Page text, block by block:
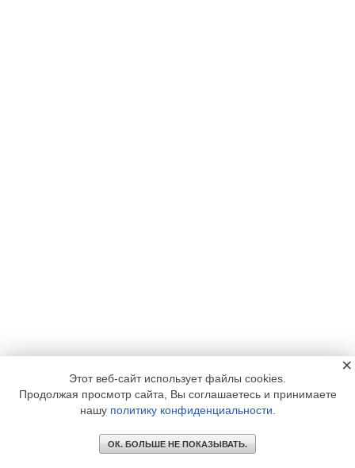
Этот веб-сайт использует файлы cookies.
Продолжая просмотр сайта, Вы соглашаетесь и принимаете
нашу политику конфиденциальности
ОК. БОЛЬШЕ НЕ ПОКАЗЫВАТЬ.
×